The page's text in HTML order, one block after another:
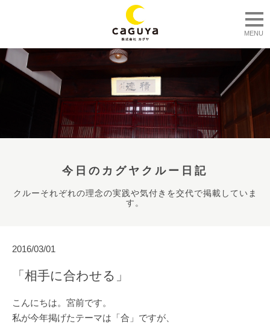
MENU
今日のカグヤクルー日記
クルーそれぞれの理念の実践や気付きを交代で掲載していま
す。
2016/03/01
「相手に合わせる」
こんにちは。宮前です。
私が今年掲げたテーマは「合」ですが、